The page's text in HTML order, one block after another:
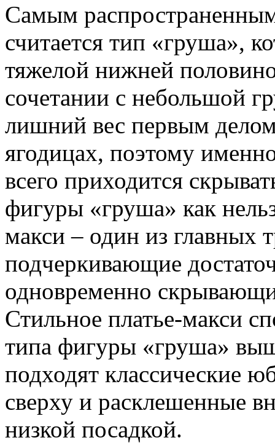
Самым
считается тип «груша»,
тяжелой нижней
сочетании с небольшой
лишний вес первым
ягодицах, поэтому
всего приходится
фигуры «груша» как
макси – один из главных
подчеркивающие
одновременно
Стильное платье-макси
типа фигуры «груша»
подходят классические
сверху и расклешенные
низкой посадкой.